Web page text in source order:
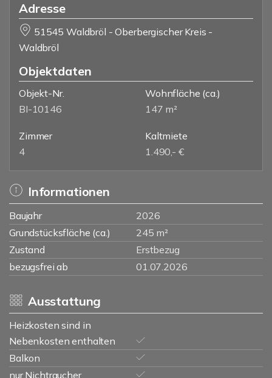
Adresse
51545 Waldbröl - Oberbergischer Kreis -
Waldbröl
Objektdaten
Objekt-Nr.
BI-10146
Wohnfläche (ca.)
147 m²
Zimmer
4
Kaltmiete
1.490,- €
Informationen
Baujahr
2026
Grundstücksfläche (ca.)
245 m²
Zustand
Erstbezug
bezugsfrei ab
01.07.2026
Ausstattung
Heizkosten sind in
Nebenkosten enthalten
Balkon
nur Nichtraucher